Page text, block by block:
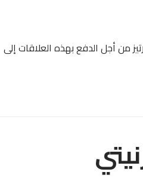
من أجل الدفع بهذه العلاقات إلى